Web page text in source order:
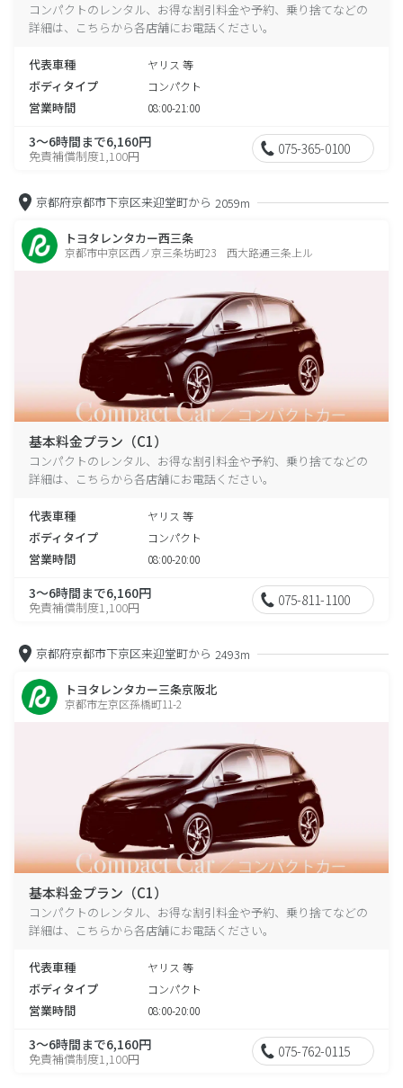
コンパクトのレンタル、お得な割引料金や予約、乗り捨てなどの
詳細は、こちらから各店舗にお電話ください。
代表車種 ヤリス 等
ボディタイプ コンパクト
営業時間 08:00-21:00
3～6時間まで6,160円
免責補償制度1,100円 075-365-0100
京都府京都市下京区来迎堂町から 2059m
トヨタレンタカー西三条
京都市中京区西ノ京三条坊町23 西大路通三条上ル
基本料金プラン（C1）
コンパクトのレンタル、お得な割引料金や予約、乗り捨てなどの
詳細は、こちらから各店舗にお電話ください。
代表車種 ヤリス 等
ボディタイプ コンパクト
営業時間 08:00-20:00
3～6時間まで6,160円
免責補償制度1,100円 075-811-1100
京都府京都市下京区来迎堂町から 2493m
トヨタレンタカー三条京阪北
京都市左京区孫橋町11-2
基本料金プラン（C1）
コンパクトのレンタル、お得な割引料金や予約、乗り捨てなどの
詳細は、こちらから各店舗にお電話ください。
代表車種 ヤリス 等
ボディタイプ コンパクト
営業時間 08:00-20:00
3～6時間まで6,160円
免責補償制度1,100円 075-762-0115